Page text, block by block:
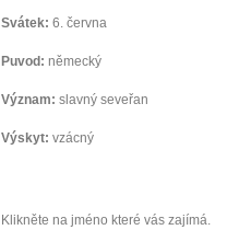
Svátek: 6. června
Puvod: německý
Význam: slavný seveřan
Výskyt: vzácný
Klikněte na jméno které vás zajímá.